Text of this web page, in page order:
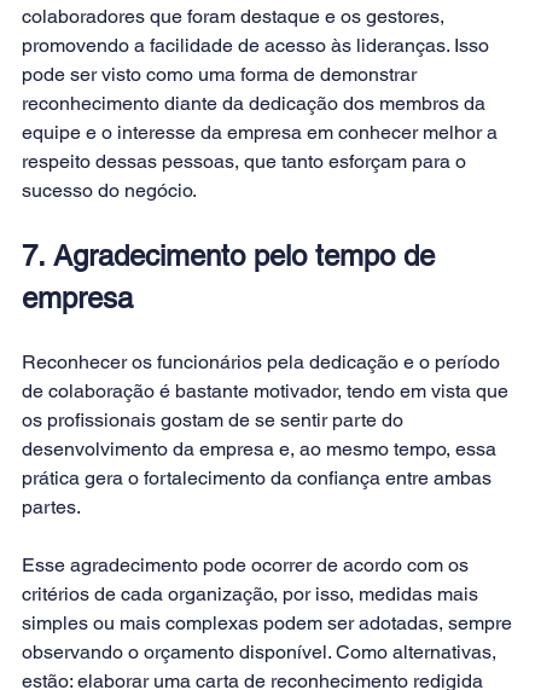
colaboradores que foram destaque e os gestores,
promovendo a facilidade de acesso às lideranças. Isso
pode ser visto como uma forma de demonstrar
reconhecimento diante da dedicação dos membros da
equipe e o interesse da empresa em conhecer melhor a
respeito dessas pessoas, que tanto esforçam para o
sucesso do negócio.
7. Agradecimento pelo tempo de
empresa
Reconhecer os funcionários pela dedicação e o período
de colaboração é bastante motivador, tendo em vista que
os profissionais gostam de se sentir parte do
desenvolvimento da empresa e, ao mesmo tempo, essa
prática gera o fortalecimento da confiança entre ambas
partes.
Esse agradecimento pode ocorrer de acordo com os
critérios de cada organização, por isso, medidas mais
simples ou mais complexas podem ser adotadas, sempre
observando o orçamento disponível. Como alternativas,
estão: elaborar uma carta de reconhecimento redigida